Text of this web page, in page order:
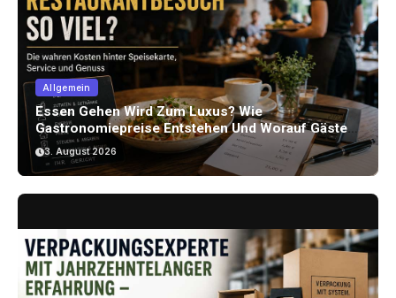
Allgemein
Essen Gehen Wird Zum Luxus? Wie
Gastronomiepreise Entstehen Und Worauf Gäste
Achten Können
3. August 2026